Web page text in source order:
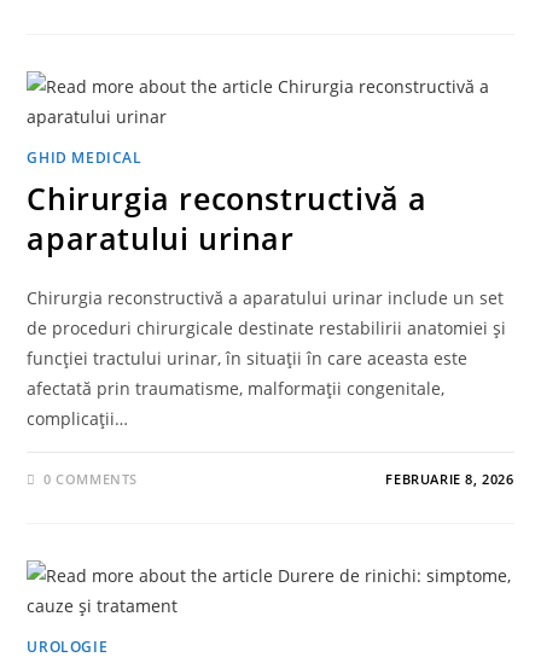
GHID MEDICAL
Chirurgia reconstructivă a
aparatului urinar
Chirurgia reconstructivă a aparatului urinar include un set
de proceduri chirurgicale destinate restabilirii anatomiei și
funcției tractului urinar, în situații în care aceasta este
afectată prin traumatisme, malformații congenitale,
complicații…
0 COMMENTS FEBRUARIE 8, 2026
UROLOGIE